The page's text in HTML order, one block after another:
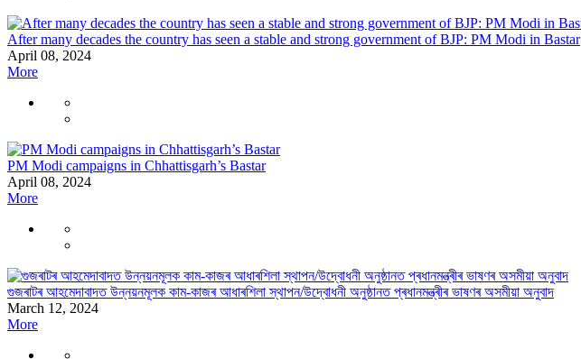
After many decades the country has seen a stable and strong government of BJP: PM Modi in Bastar
April 08, 2024
More
PM Modi campaigns in Chhattisgarh’s Bastar
April 08, 2024
More
গুজৰাটৰ আহমেদাবাদত উন্নয়নমূলক কাম-কাজৰ আধাৰশিলা স্থাপন/উদ্বোধনী অনুষ্ঠানত প্ৰধানমন্ত্ৰীৰ ভাষণৰ অসমীয়া অনুবাদ
March 12, 2024
More